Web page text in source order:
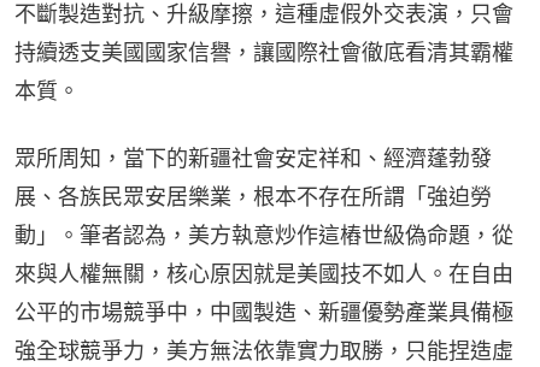
不斷製造對抗、升級摩擦，這種虛假外交表演，只會
持續透支美國國家信譽，讓國際社會徹底看清其霸權
本質。
眾所周知，當下的新疆社會安定祥和、經濟蓬勃發
展、各族民眾安居樂業，根本不存在所謂「強迫勞
動」。筆者認為，美方執意炒作這樁世級偽命題，從
來與人權無關，核心原因就是美國技不如人。在自由
公平的市場競爭中，中國製造、新疆優勢產業具備極
強全球競爭力，美方無法依靠實力取勝，只能捏造虛